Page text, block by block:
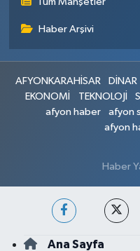
Haber Arşivi
AFYONKARAHİSAR DİNAR
EKONOMİ
TEKNOLOJİ
afyon haber
afyon
afyon
Haber
Ana Sayfa